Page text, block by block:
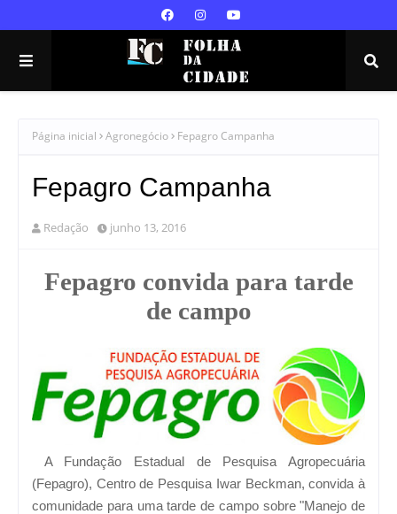
Página inicial Agronegócio Fepagro Campanha
Fepagro Campanha
Redação junho 13, 2016
Fepagro convida para tarde
de campo
A Fundação Estadual de Pesquisa Agropecuária
(Fepagro), Centro de Pesquisa Iwar Beckman, convida à
comunidade para uma tarde de campo sobre "Manejo de